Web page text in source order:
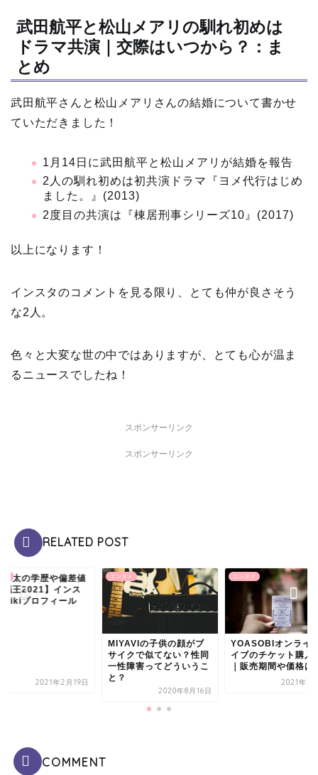
武田航平と松山メアリの馴れ初めは
ドラマ共演｜交際はいつから？：ま
とめ
武田航平さんと松山メアリさんの結婚について書かせ
ていただきました！
1月14日に武田航平と松山メアリが結婚を報告
2人の馴れ初めは初共演ドラマ『ヨメ代行はじめ
ました。』(2013)
2度目の共演は『棟居刑事シリーズ10』(2017)
以上になります！
インスタのコメントを見る限り、とても仲が良さそう
な2人。
色々と大変な世の中ではありますが、とても心が温ま
るニュースでしたね！
スポンサーリンク
スポンサーリンク
RELATED POST
秀太の学歴や偏差値
脳王2021】インス
wikiプロフィール
2021年2月19日
エンタメ
MIYAVIの子供の顔がブ
サイクで似てない？性同
一性障害ってどういうこ
と？
2020年8月16日
エンタメ
YOASOBIオンライ
イブのチケット購入
｜販売期間や価格は
2021年1
COMMENT